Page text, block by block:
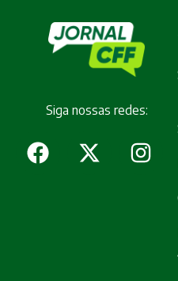
Siga nossas redes: